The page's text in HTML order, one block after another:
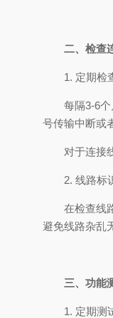
二、检查
1. 定期检
每隔3-6
号传输中断或
对于连接
2. 线路标
在检查线
避免线路杂乱
三、功能
1. 定期测